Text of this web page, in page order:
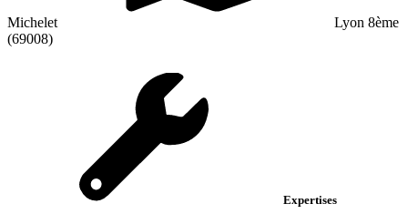
Michelet
Lyon 8ème
(69008)
Expertises